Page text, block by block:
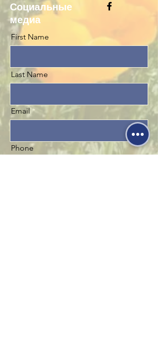
Социальные
медиа
First Name
Last Name
Email
Phone